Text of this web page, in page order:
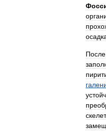
После